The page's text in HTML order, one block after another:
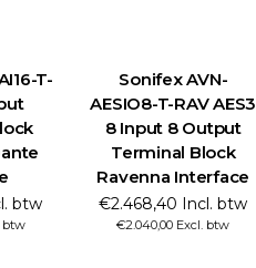
T-
btw
btw
Sonifex AVN-
AESIO8-T-RAV AES3
8 Input 8 Output
Terminal Block
Ravenna Interface
€2.468,40 Incl. btw
€2.040,00 Excl. btw